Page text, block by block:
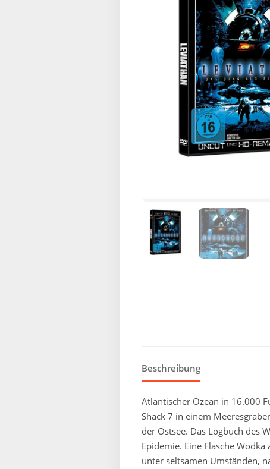
Beschreibung
Atlantischer Ozean in 16.000
Shack 7 in einem
der Ostsee. Das Logbuch des
Epidemie. Eine Flasche
unter seltsamen Umständen,